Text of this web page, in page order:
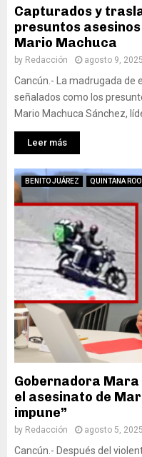
Capturados y
presuntos asesinos
Mario Machuca
by Redacción agosto 9, 2025
Cancún.- La madrugada de
señalados como los
Mario Machuca Sánchez,
Leer más
BENITO JUÁREZ QUINTANA ROO
Gobernadora
el asesinato de
impune”
by Redacción agosto 5, 2025
Cancún.- Después del